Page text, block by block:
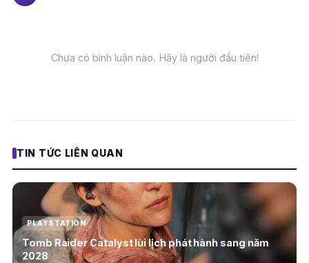
Chưa có bình luận nào. Hãy là người đầu tiên!
TIN TỨC LIÊN QUAN
PLAYSTATION
Tomb Raider Catalyst lùi lịch phát hành sang năm
2028